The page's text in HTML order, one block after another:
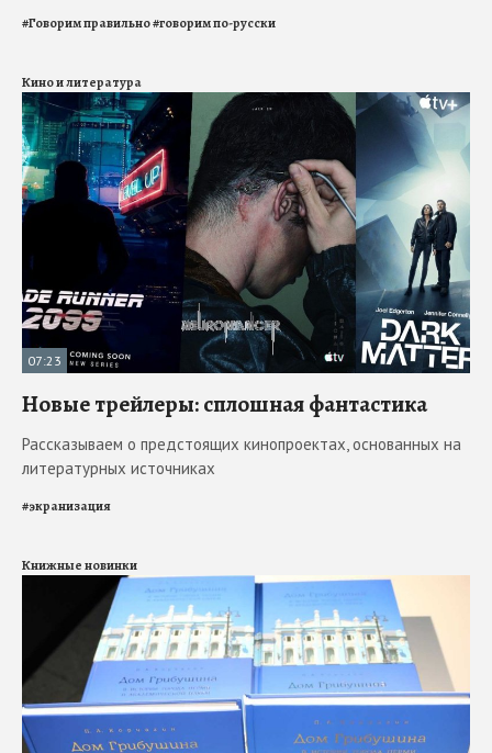
#Говорим правильно#говорим по-русски
Кино и литература
07:23
Новые трейлеры: сплошная фантастика
Рассказываем о предстоящих кинопроектах, основанных на
литературных источниках
#экранизация
Книжные новинки